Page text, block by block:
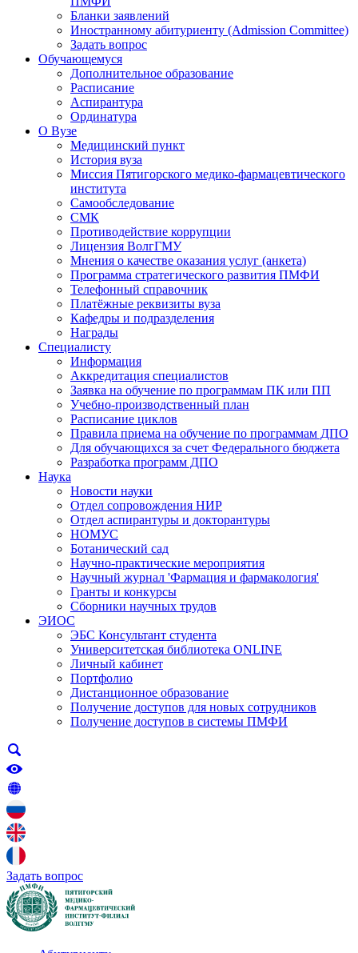
Бланки заявлений
Иностранному абитуриенту (Admission Committee)
Задать вопрос
Обучающемуся
Дополнительное образование
Расписание
Аспирантура
Ординатура
О Вузе
Медицинский пункт
История вуза
Миссия Пятигорского медико-фармацевтического
института
Самообследование
СМК
Противодействие коррупции
Лицензия ВолгГМУ
Мнения о качестве оказания услуг (анкета)
Программа стратегического развития ПМФИ
Телефонный справочник
Платёжные реквизиты вуза
Кафедры и подразделения
Награды
Специалисту
Информация
Аккредитация специалистов
Заявка на обучение по программам ПК или ПП
Учебно-производственный план
Расписание циклов
Правила приема на обучение по программам ДПО
Для обучающихся за счет Федерального бюджета
Разработка программ ДПО
Наука
Новости науки
Отдел сопровождения НИР
Отдел аспирантуры и докторантуры
НОМУС
Ботанический сад
Научно-практические мероприятия
Научный журнал 'Фармация и фармакология'
Гранты и конкурсы
Сборники научных трудов
ЭИОС
ЭБС Консультант студента
Университетская библиотека ONLINE
Личный кабинет
Портфолио
Дистанционное образование
Получение доступов для новых сотрудников
Получение доступов в системы ПМФИ
Задать вопрос